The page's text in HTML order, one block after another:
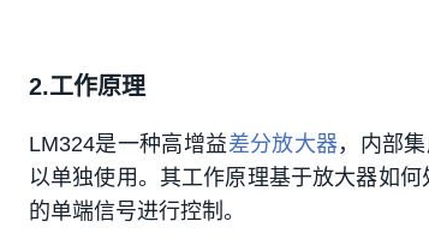
2.工作原理
LM324是一种高增益差分放大器，内部
以单独使用。其工作原理基于放大器如何
的单端信号进行控制。